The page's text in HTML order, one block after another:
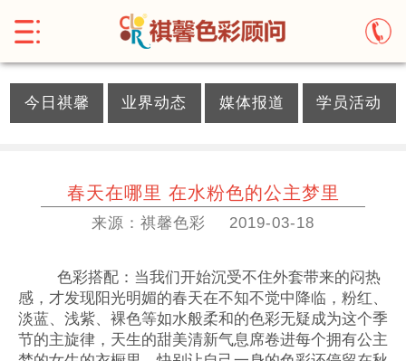
今日祺馨 业界动态 媒体报道 学员活动
春天在哪里 在水粉色的公主梦里
来源：祺馨色彩 2019-03-18
色彩搭配：当我们开始沉受不住外套带来的闷热
感，才发现阳光明媚的春天在不知不觉中降临，粉红、
淡蓝、浅紫、裸色等如水般柔和的色彩无疑成为这个季
节的主旋律，天生的甜美清新气息席卷进每个拥有公主